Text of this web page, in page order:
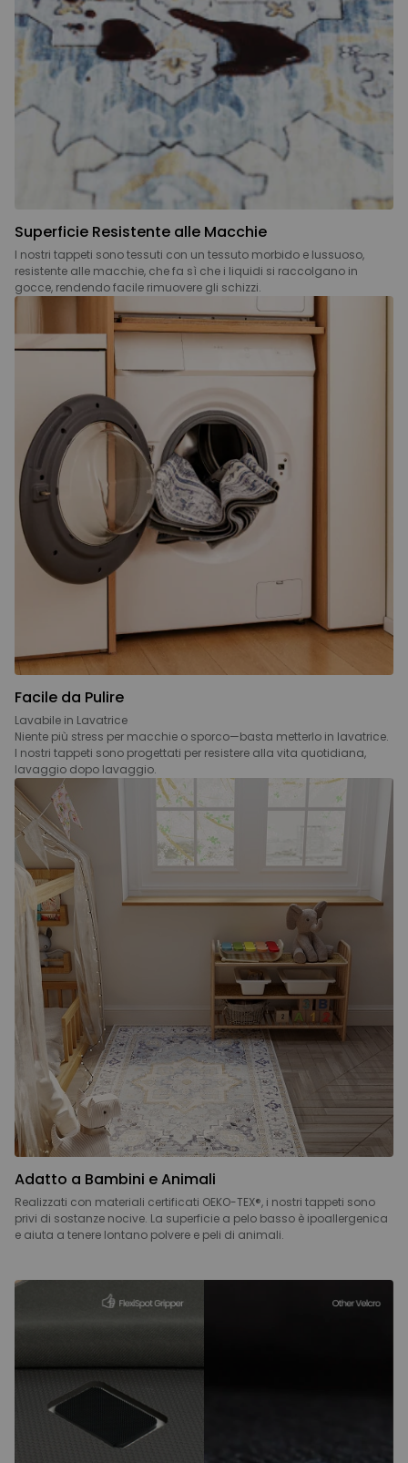
Superficie Resistente alle Macchie
I nostri tappeti sono tessuti con un tessuto morbido e lussuoso,
resistente alle macchie, che fa sì che i liquidi si raccolgano in
gocce, rendendo facile rimuovere gli schizzi.
Facile da Pulire
Lavabile in Lavatrice
Niente più stress per macchie o sporco—basta metterlo in lavatrice.
I nostri tappeti sono progettati per resistere alla vita quotidiana,
lavaggio dopo lavaggio.
Adatto a Bambini e Animali
Realizzati con materiali certificati OEKO-TEX®, i nostri tappeti sono
privi di sostanze nocive. La superficie a pelo basso è ipoallergenica
e aiuta a tenere lontano polvere e peli di animali.